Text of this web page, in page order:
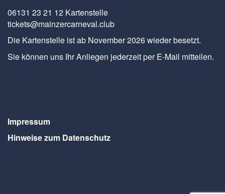
06131 23 21 12 Kartenstelle
tickets@mainzercarneval.club
Die Kartenstelle ist ab November 2026 wieder besetzt.
Sie können uns Ihr Anliegen jederzeit per E-Mail mitteilen.
Impressum
Hinweise zum Datenschutz